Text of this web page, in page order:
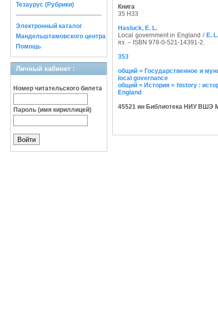
Тезаурус (Рубрики)
Электронный каталог
Мандельштамовского центра
Помощь
Личный кабинет :
Номер читательского билета
Пароль (имя кириллицей)
Книга
35 H33
Hasluck, E. L.
Local government in England / E.
яз. – ISBN 978-0-521-14391-2.
353
общий = Государственное и
local governance
общий = История = history :
England
45521 ин Библиотека НИУ ВШЭ